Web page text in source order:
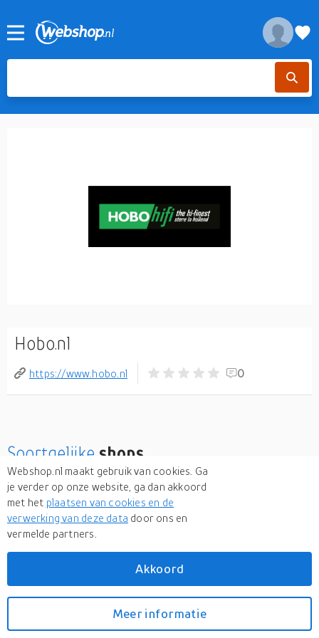
Hobo.nl
https://www.hobo.nl 0
Soortgelijke shops
Klundertmusic.nl
Bekijk meer
Webshop.nl maakt gebruik van cookies. Ga
je verder op onze website, ga dan akkoord
met het plaatsen van cookies en de
verwerking van deze data door ons en
vermelde partners.
Akkoord
Meer informatie